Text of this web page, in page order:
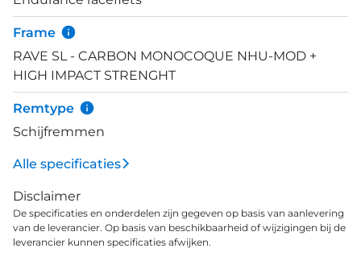
Frame
RAVE SL - CARBON MONOCOQUE NHU-MOD +
HIGH IMPACT STRENGHT
Remtype
Schijfremmen
Alle specificaties
Disclaimer
De specificaties en onderdelen zijn gegeven op basis van aanlevering
van de leverancier. Op basis van beschikbaarheid of wijzigingen bij de
leverancier kunnen specificaties afwijken.